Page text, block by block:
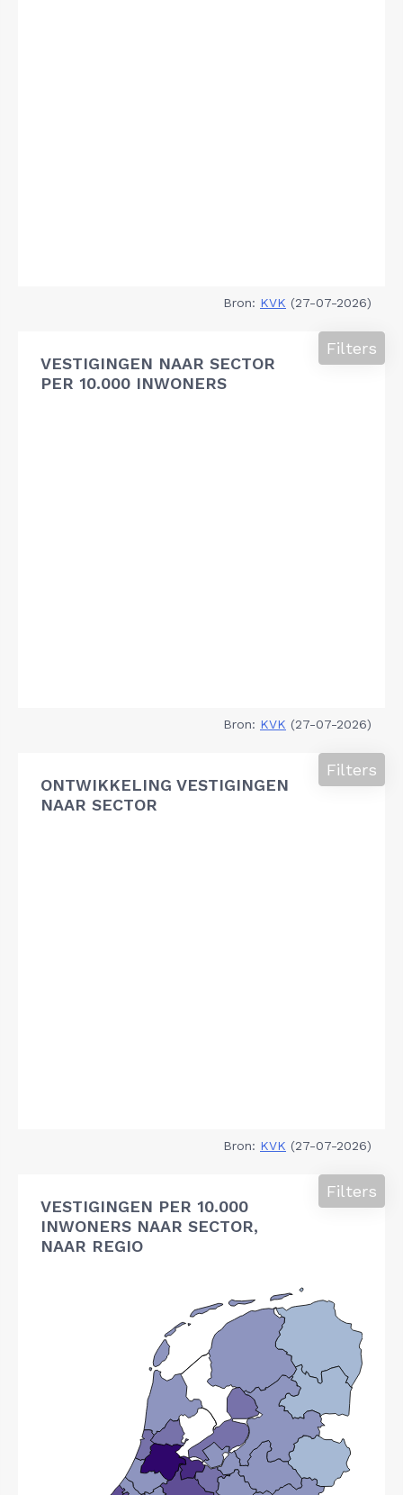
Bron: KVK (27-07-2026)
VESTIGINGEN NAAR SECTOR
PER 10.000 INWONERS
Filters
Bron: KVK (27-07-2026)
ONTWIKKELING VESTIGINGEN
NAAR SECTOR
Filters
Bron: KVK (27-07-2026)
VESTIGINGEN PER 10.000
INWONERS NAAR SECTOR,
NAAR REGIO
Filters